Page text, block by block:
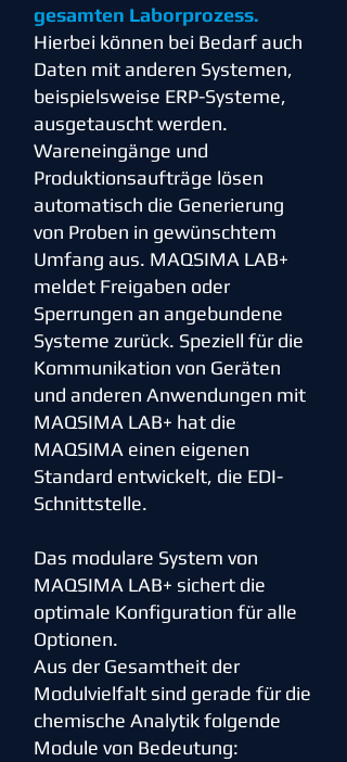
gesamten Laborprozess.
Hierbei können bei Bedarf auch
Daten mit anderen Systemen,
beispielsweise ERP-Systeme,
ausgetauscht werden.
Wareneingänge und
Produktionsaufträge lösen
automatisch die Generierung
von Proben in gewünschtem
Umfang aus. MAQSIMA LAB+
meldet Freigaben oder
Sperrungen an angebundene
Systeme zurück. Speziell für die
Kommunikation von Geräten
und anderen Anwendungen mit
MAQSIMA LAB+ hat die
MAQSIMA einen eigenen
Standard entwickelt, die EDI-
Schnittstelle.
Das modulare System von
MAQSIMA LAB+ sichert die
optimale Konfiguration für alle
Optionen.
Aus der Gesamtheit der
Modulvielfalt sind gerade für die
chemische Analytik folgende
Module von Bedeutung: